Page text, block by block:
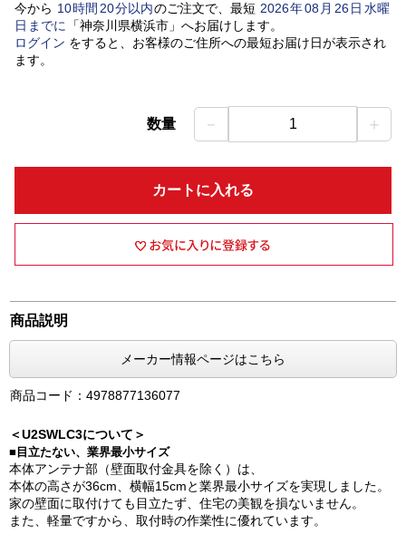
今から 10時間 20分以内のご注文で、最短 2026年08 月 26日水曜
日 までに 「神奈川県横浜市」 へお届けします。
ログイン をすると、お客様のご住所への最短お届け日が表示され
ます。
数量 － 1 ＋
カートに入れる
商品説明
メーカー情報ページはこちら
商品コード：4978877136077
＜U2SWLC3について＞
■目立たない、業界最小サイズ
本体アンテナ部（壁面取付金具を除く）は、
本体の高さが36cm、横幅15cmと業界最小サイズを実現しました。
家の壁面に取付けても目立たず、住宅の美観を損ないません。
また、軽量ですから、取付時の作業性に優れています。